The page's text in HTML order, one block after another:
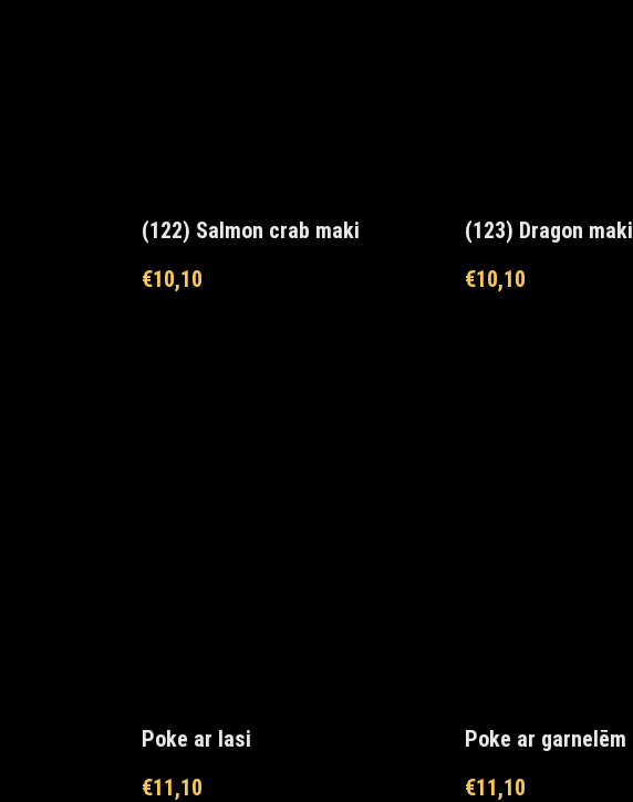
(122) Salmon crab maki
€10,10
(123) Dragon maki
€10,10
Poke ar lasi
€11,10
Poke ar garnelēm
€11,10